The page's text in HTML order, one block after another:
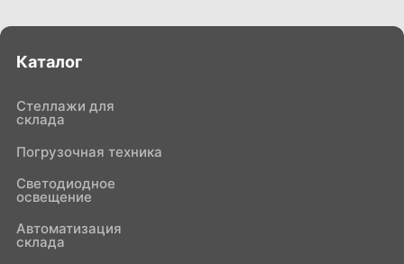
Каталог
Стеллажи для
склада
Погрузочная техника
Светодиодное
освещение
Автоматизация
склада